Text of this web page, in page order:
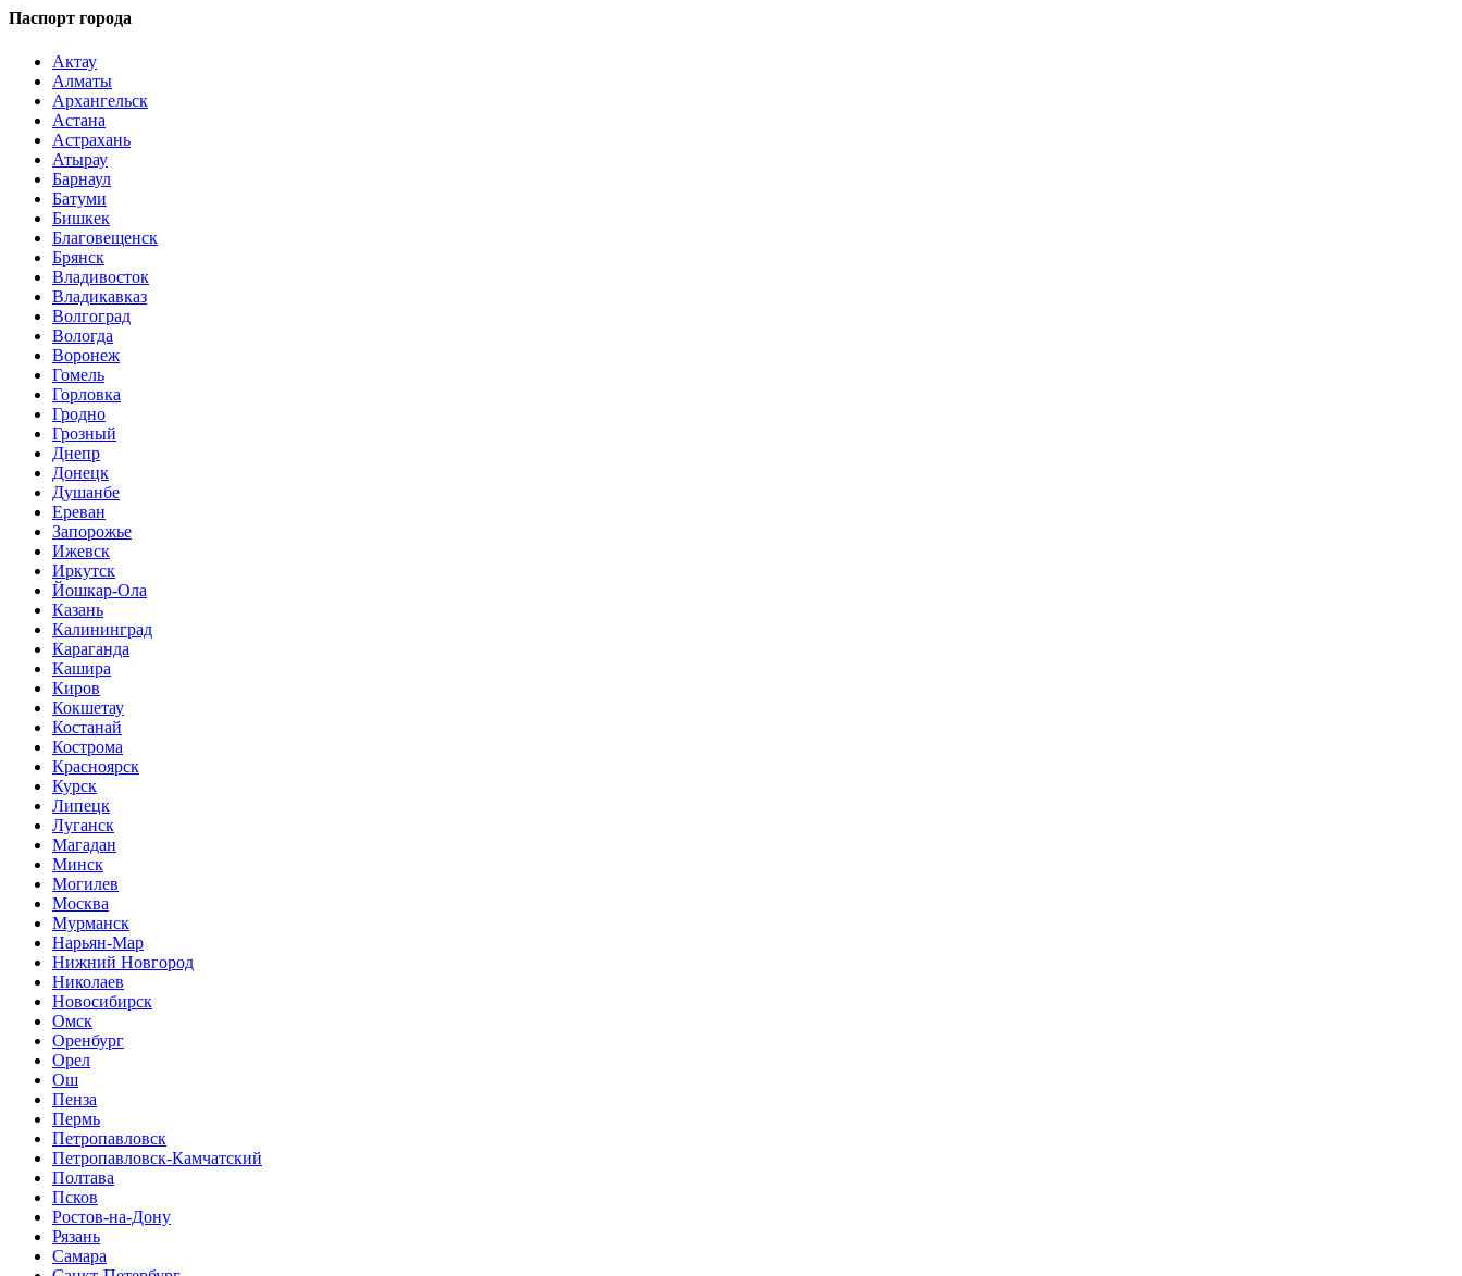
Паспорт города
Актау
Алматы
Архангельск
Астана
Астрахань
Атырау
Барнаул
Батуми
Бишкек
Благовещенск
Брянск
Владивосток
Владикавказ
Волгоград
Вологда
Воронеж
Гомель
Горловка
Гродно
Грозный
Днепр
Донецк
Душанбе
Ереван
Запорожье
Ижевск
Иркутск
Йошкар-Ола
Казань
Калининград
Караганда
Кашира
Киров
Кокшетау
Костанай
Кострома
Красноярск
Курск
Липецк
Луганск
Магадан
Минск
Могилев
Москва
Мурманск
Нарьян-Мар
Нижний Новгород
Николаев
Новосибирск
Омск
Оренбург
Орел
Ош
Пенза
Пермь
Петропавловск
Петропавловск-Камчатский
Полтава
Псков
Ростов-на-Дону
Рязань
Самара